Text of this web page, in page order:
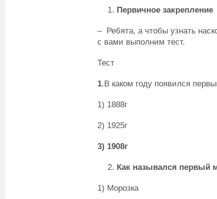
Первичное закрепление
– Ребята, а чтобы узнать
с вами выполним тест.
Тест
1.В каком году появился
1) 1888г
2) 1925г
3) 1908г
Как назывался первый
1) Морозка